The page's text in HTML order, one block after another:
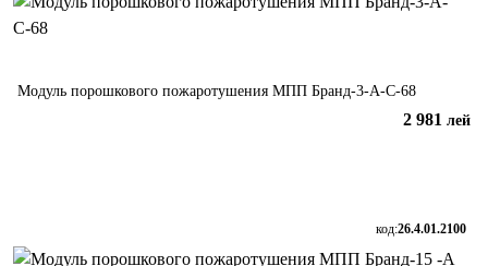
Модуль порошкового пожаротушения МПП Бранд-3-А-С-68
2 981 лей
код:26.4.01.2100